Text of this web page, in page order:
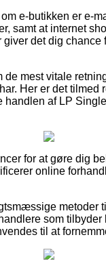
e-butikken er e-
samt at internet
det dig chance
mest vitale
Her er det
af LP
for at gøre dig
online
metoder
som
til at